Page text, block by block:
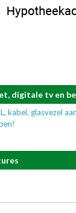
digitale tv en
kabel, glasvezel